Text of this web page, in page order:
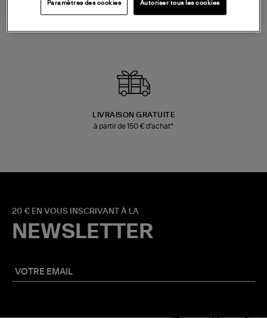
LIVRAISON GRATUITE
à partir de 150 € d'achat*
20 € EN VOUS INSCRIVANT À LA
NEWSLETTER
Paramètres des cookies Autoriser tous les cookies